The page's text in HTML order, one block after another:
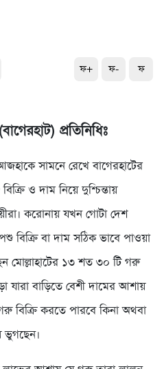
ফ+ ফ- ফ
প্রতিনিধিঃ
সামনে রেখে বাগেরহাটের
ও দাম নিয়ে দুশ্চিন্তায়
করোনায় যখন গোটা দেশ
বা দাম সঠিক ভাবে পাওয়া
মোল্লাহাটের ১৩ শত ৩০ টি গরু
যারা বাড়িতে বেশী দামের আশায়
বিক্রি করতে পারবে কিনা অথবা
ভুগছেন।